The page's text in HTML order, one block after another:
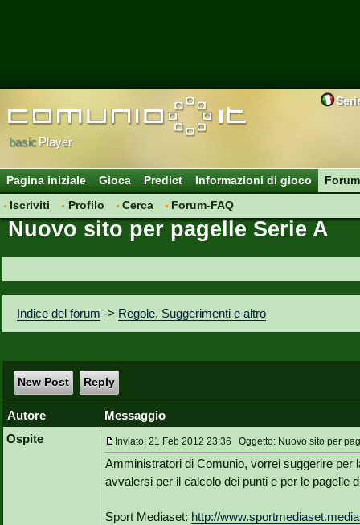
basicPlayer
Pagina iniziale Gioca Predict Informazioni di gioco
Forum
Iscriviti
Profilo Cerca Forum-FAQ
Nuovo sito per pagelle Serie A
Indice del forum -> Regole, Suggerimenti e altro
New Post Reply
Autore
Messaggio
Ospite
Inviato: 21 Feb 2012 23:36 Oggetto: Nuovo sito per
Amministratori di Comunio, vorrei suggerire
avvalersi per il calcolo dei punti e per le pagelle
Sport Mediaset: http://